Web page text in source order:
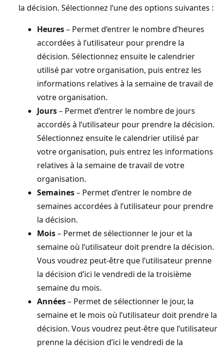
la décision. Sélectionnez l’une des options suivantes :
Heures– Permet d’entrer le nombre d’heures
accordées à l’utilisateur pour prendre la
décision. Sélectionnez ensuite le calendrier
utilisé par votre organisation, puis entrez les
informations relatives à la semaine de travail de
votre organisation.
Jours– Permet d’entrer le nombre de jours
accordés à l’utilisateur pour prendre la décision.
Sélectionnez ensuite le calendrier utilisé par
votre organisation, puis entrez les informations
relatives à la semaine de travail de votre
organisation.
Semaines– Permet d’entrer le nombre de
semaines accordées à l’utilisateur pour prendre
la décision.
Mois– Permet de sélectionner le jour et la
semaine où l’utilisateur doit prendre la décision.
Vous voudrez peut-être que l’utilisateur prenne
la décision d’ici le vendredi de la troisième
semaine du mois.
Années– Permet de sélectionner le jour, la
semaine et le mois où l’utilisateur doit prendre la
décision. Vous voudrez peut-être que l’utilisateur
prenne la décision d’ici le vendredi de la